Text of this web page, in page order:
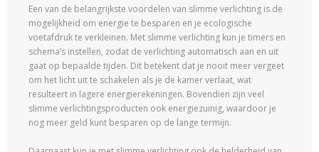
Een van de belangrijkste voordelen van slimme verlichting is de
mogelijkheid om energie te besparen en je ecologische
voetafdruk te verkleinen. Met slimme verlichting kun je timers en
schema’s instellen, zodat de verlichting automatisch aan en uit
gaat op bepaalde tijden. Dit betekent dat je nooit meer vergeet
om het licht uit te schakelen als je de kamer verlaat, wat
resulteert in lagere energierekeningen. Bovendien zijn veel
slimme verlichtingsproducten ook energiezuinig, waardoor je
nog meer geld kunt besparen op de lange termijn.